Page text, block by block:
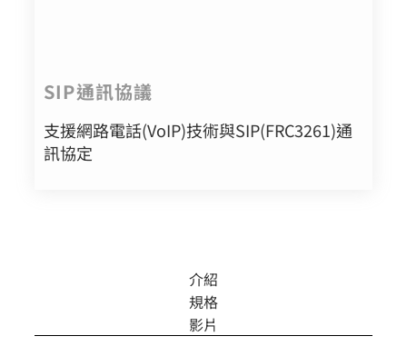
SIP通訊協議
支援網路電話(VoIP)技術與SIP(FRC3261)通
訊協定
介紹
規格
影片